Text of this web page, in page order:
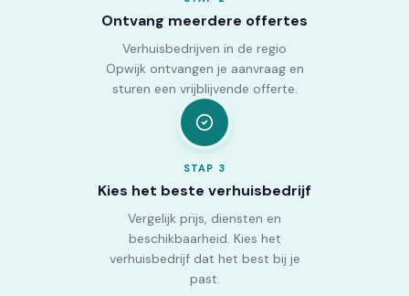
Ontvang meerdere offertes
Verhuisbedrijven in de regio
Opwijk ontvangen je aanvraag en
sturen een vrijblijvende offerte.
STAP 3
Kies het beste verhuisbedrijf
Vergelijk prijs, diensten en
beschikbaarheid. Kies het
verhuisbedrijf dat het best bij je
past.